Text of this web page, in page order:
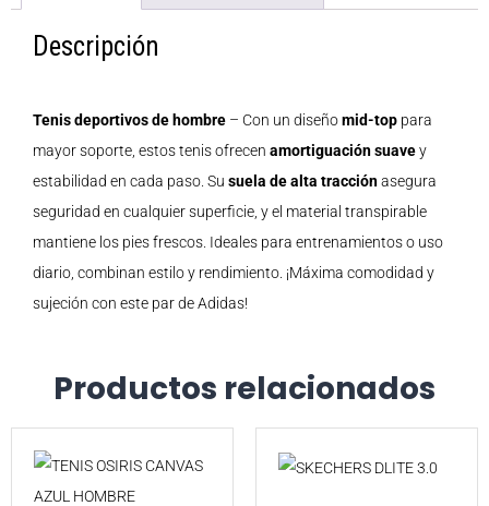
Descripción
Tenis deportivos de hombre – Con un diseñomid-top para
mayor soporte, estos tenis ofrecen amortiguación suavey
estabilidad en cada paso. Su suela de alta tracciónasegura
seguridad en cualquier superficie, y el material transpirable
mantiene los pies frescos. Ideales para entrenamientos o uso
diario, combinan estilo y rendimiento. ¡Máxima comodidad y
sujeción con este par de Adidas!
Productos relacionados